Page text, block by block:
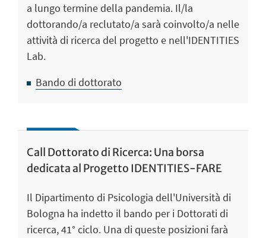
a lungo termine della pandemia. Il/la
dottorando/a reclutato/a sarà coinvolto/a nelle
attività di ricerca del progetto e nell'IDENTITIES
Lab.
Bando di dottorato
Call Dottorato di Ricerca: Una borsa
dedicata al Progetto IDENTITIES-FARE
Il Dipartimento di Psicologia dell'Università di
Bologna ha indetto il bando per i Dottorati di
ricerca, 41° ciclo. Una di queste posizioni farà